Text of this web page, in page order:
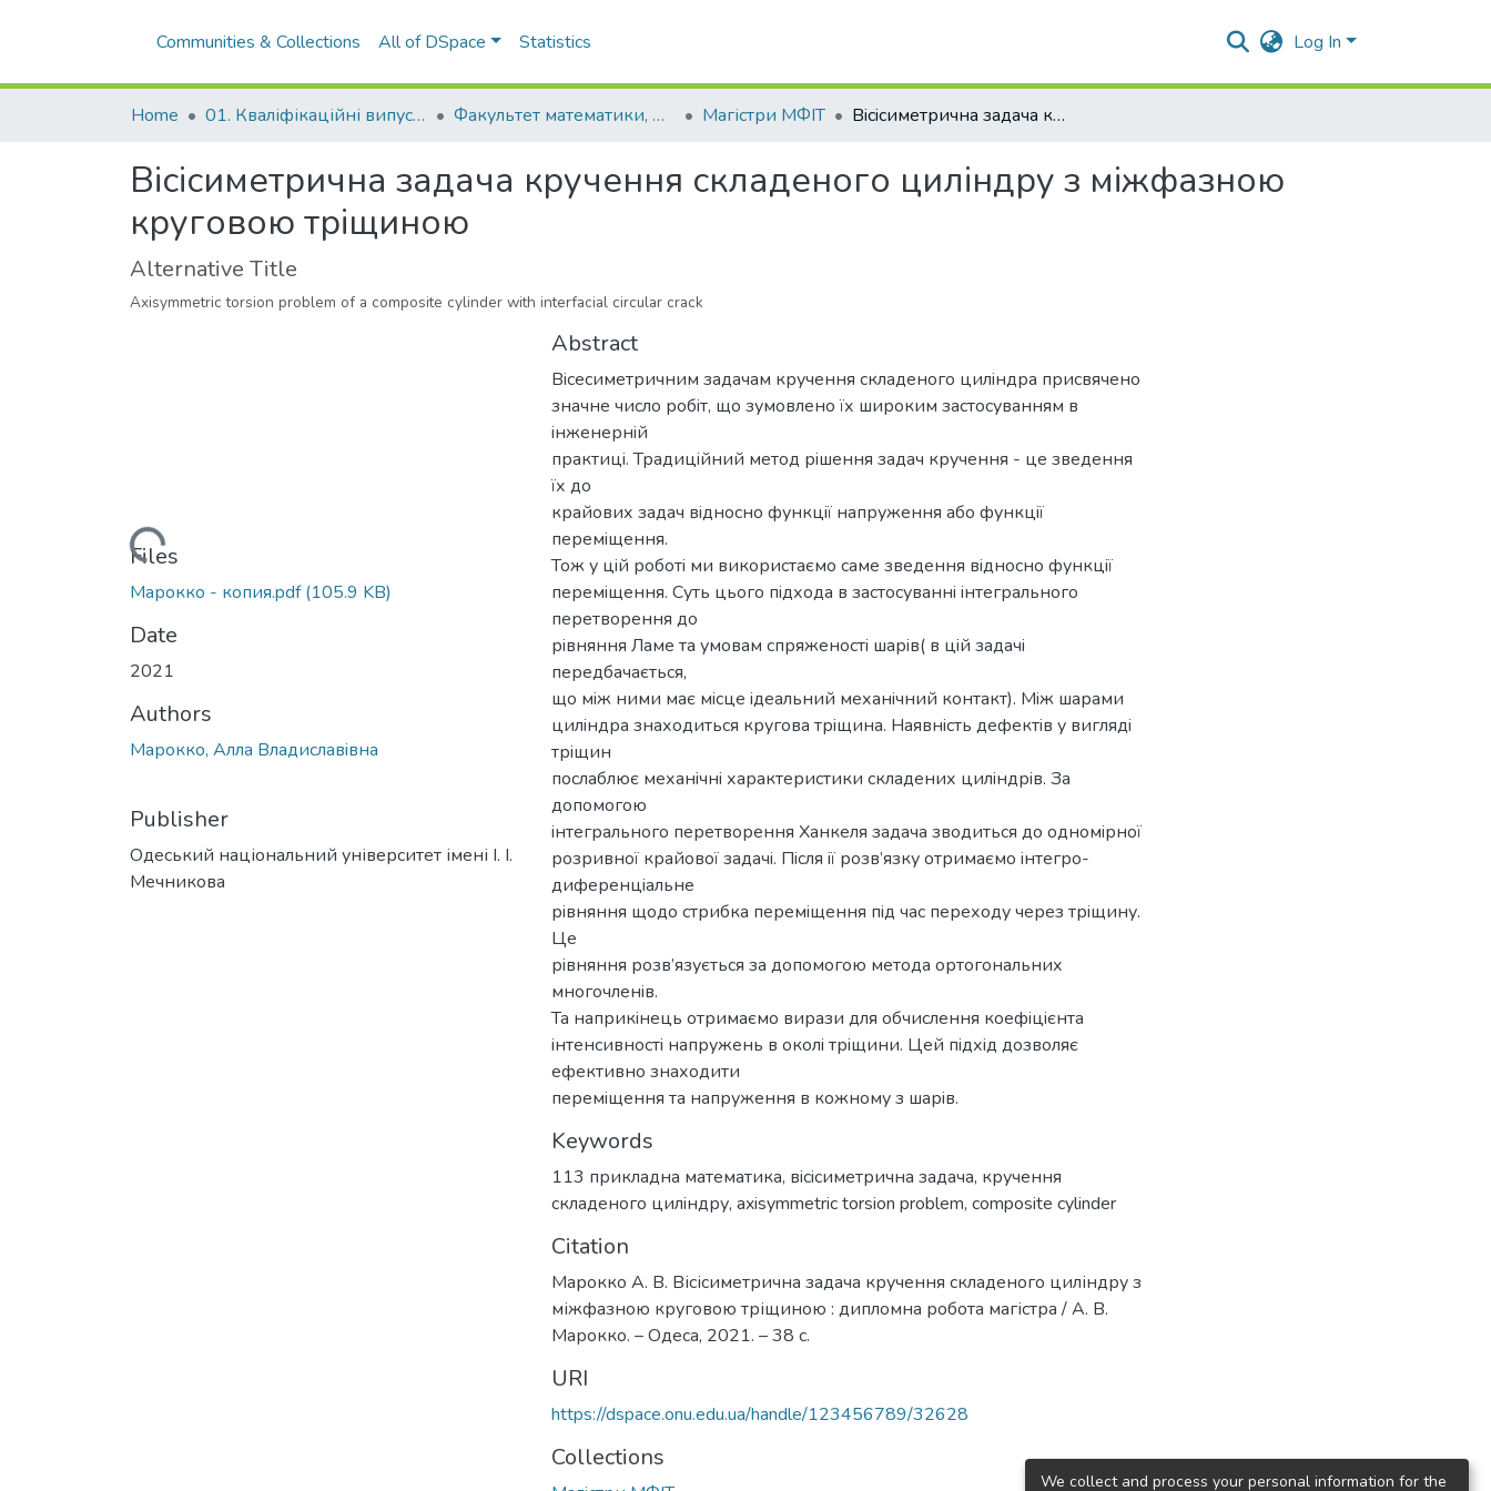
Communities & Collections All of DSpace Statistics Log In
Home 01. Кваліфікаційні випускні роботи здобувачів вищої освіти Факультет математики, фізики та інформаційних технологій Магістри МФІТ Вiсiсиметрична задача кручення складеного цилiндру з мiжфазною круговою трiщиною
Вiсiсиметрична задача кручення складеного цилiндру з мiжфазною
круговою трiщиною
Alternative Title
Axisymmetric torsion problem of a composite cylinder with interfacial circular crack
Loading...
Files
Марокко - копия.pdf(105.9 KB)
Date
2021
Authors
Марокко, Алла Владиславiвна
Publisher
Одеський національний університет імені І. І.
Мечникова
Abstract
Вiсесиметричним задачам кручення складеного цилiндра присвячено
значне число робiт, що зумовлено їх широким застосуванням в
iнженернiй
практицi. Традицiйний метод рiшення задач кручення - це зведення
їх до
крайових задач вiдносно функцiї напруження або функцiї
перемiщення.
Тож у цiй роботi ми використаємо саме зведення вiдносно функцiї
перемiщення. Суть цього пiдхода в застосуваннi iнтегрального
перетворення до
рiвняння Ламе та умовам спряженостi шарiв( в цiй задачi
передбачається,
що мiж ними має мiсце iдеальний механiчний контакт). Мiж шарами
цилiндра знаходиться кругова трiщина. Наявнiсть дефектiв у виглядi
трiщин
послаблює механiчнi характеристики складених цилiндрiв. За
допомогою
iнтегрального перетворення Ханкеля задача зводиться до одномiрної
розривної крайової задачi. Пiсля iї розв’язку отримаємо iнтегро-
диференцiальне
рiвняння щодо стрибка перемiщення пiд час переходу через трiщину.
Це
рiвняння розв’язується за допомогою метода ортогональних
многочленiв.
Та наприкiнець отримаємо вирази для обчислення коефiцiєнта
iнтенсивностi напружень в околi трiщини. Цей пiдхiд дозволяє
ефективно знаходити
перемiщення та напруження в кожному з шарiв.
Keywords
113 прикладна математика, вiсiсиметрична задача, кручення
складеного цилiндру, axisymmetric torsion problem, composite cylinder
Citation
Марокко А. В. Вісісиметрична задача кручення складеного циліндру з
міжфазною круговою тріщиною : дипломна робота магістра / А. В.
Марокко. – Одеса, 2021. – 38 с.
URI
https://dspace.onu.edu.ua/handle/123456789/32628
Collections
We collect and process your personal information for the